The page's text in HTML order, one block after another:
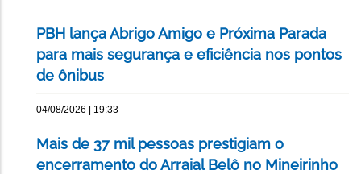
PBH lança Abrigo Amigo e Próxima Parada
para mais segurança e eficiência nos pontos
de ônibus
04/08/2026 | 19:33
Mais de 37 mil pessoas prestigiam o
encerramento do Arraial Belô no Mineirinho